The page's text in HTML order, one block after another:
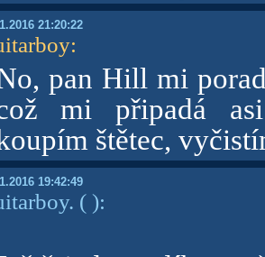
21:20:22
:
pan Hill mi
mi připadá
štětec,
19:42:49
( ):